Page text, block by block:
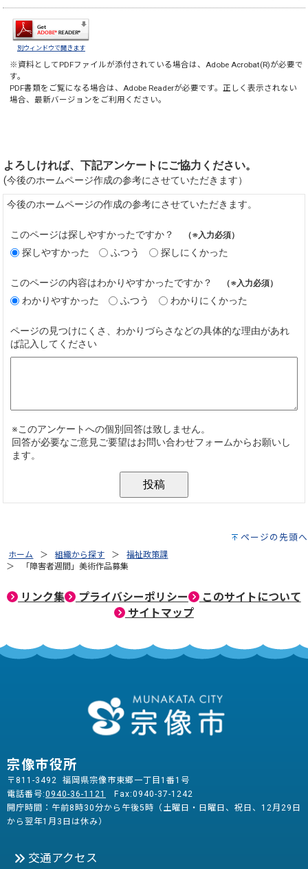
別ウィンドウで開きます
※資料としてPDFファイルが添付されている場合は、Adobe Acrobat(R)が必要で
す。
PDF書類をご覧になる場合は、Adobe Readerが必要です。正しく表示されない
場合、最新バージョンをご利用ください。
ページの先頭へ
ホーム 組織から探す
福祉政策課
「障害者週間」美術作品募集
リンク集 プライバシーポリシー
このサイトについて
サイトマップ
宗像市役所
〒811-3492 福岡県宗像市東郷一丁目1番1号
電話番号:0940-36-1121
Fax:0940-37-1242
開庁時間：午前8時30分から午後5時（土曜日・日曜日、祝日、12月29日
から翌年1月3日は休み）
交通アクセス